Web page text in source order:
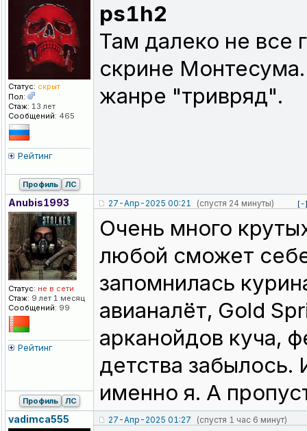
Статус: скрыт
Пол:
Стаж: 13 лет
Сообщений: 465
Рейтинг
ps1h2
Там далеко не все
скрине
жанре "тривряд".
Профиль ЛС
Anubis1993
Статус: не в сети
Стаж: 9 лет 1 месяц
Сообщений: 99
Рейтинг
27-Апр-2025 00:21 (спустя 24 минуты) [-
Очень много
любой сможет
запомнилась
авианалёт, Gold
арканойдов куча,
детства забылось.
именно я. А
Профиль ЛС
vadimca555 27-Апр-2025 01:27 (спустя 1 час 6 минут)